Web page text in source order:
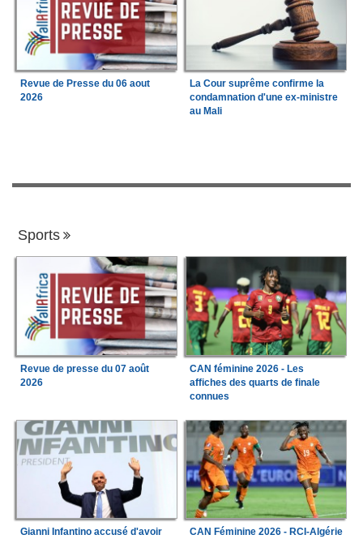
Revue de Presse du 06 aout
2026
La Cour suprême confirme la
condamnation d'une ex-ministre
au Mali
Sports
Revue de presse du 07 août
2026
CAN féminine 2026 - Les
affiches des quarts de finale
connues
Gianni Infantino accusé d'avoir
CAN Féminine 2026 - RCI-Algérie